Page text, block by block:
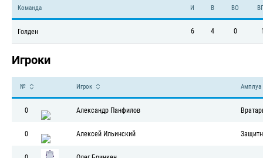
Команда И В ВО
Голден 6 4 0
Игроки
№ Игрок Амплуа
0 Александр Панфилов
0 Алексей Ильинский